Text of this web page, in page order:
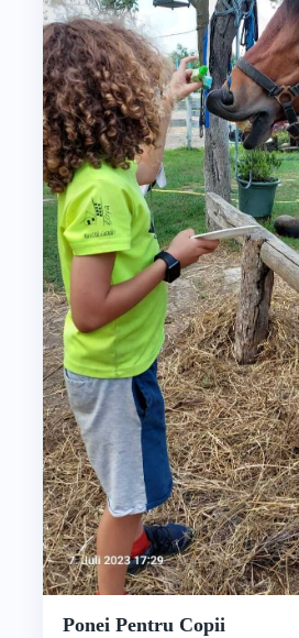
Ponei Pentru Copii